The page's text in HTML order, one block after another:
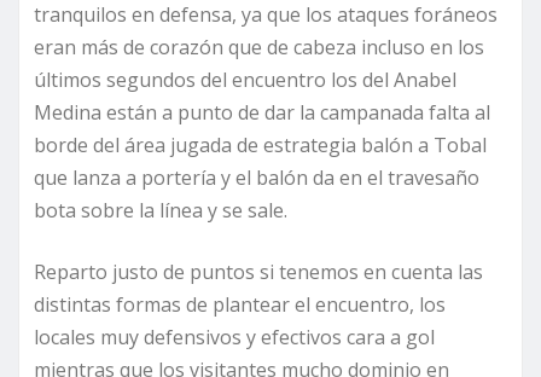
tranquilos en defensa, ya que los ataques foráneos
eran más de corazón que de cabeza incluso en los
últimos segundos del encuentro los del Anabel
Medina están a punto de dar la campanada falta al
borde del área jugada de estrategia balón a Tobal
que lanza a portería y el balón da en el travesaño
bota sobre la línea y se sale.
Reparto justo de puntos si tenemos en cuenta las
distintas formas de plantear el encuentro, los
locales muy defensivos y efectivos cara a gol
mientras que los visitantes mucho dominio en